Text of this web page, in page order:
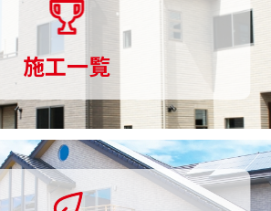
施工一覧